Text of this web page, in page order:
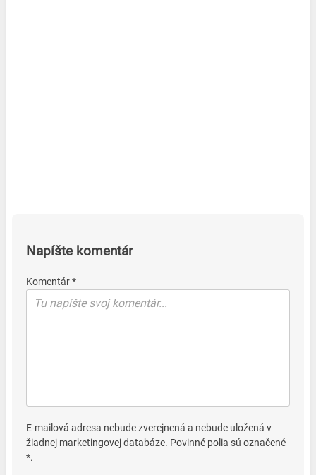
Napíšte komentár
Komentár *
E-mailová adresa nebude zverejnená a nebude uložená v
žiadnej marketingovej databáze. Povinné polia sú označené
*.